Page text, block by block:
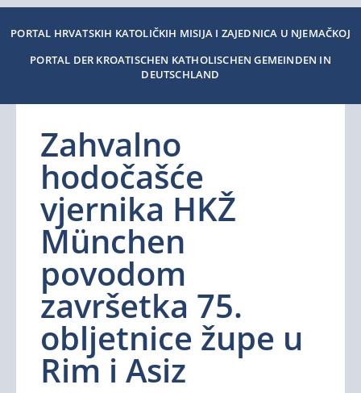
PORTAL HRVATSKIH KATOLIČKIH MISIJA I ZAJEDNICA U NJEMAČKOJ
PORTAL DER KROATISCHEN KATHOLISCHEN GEMEINDEN IN
DEUTSCHLAND
Zahvalno
hodočašće
vjernika HKŽ
München
povodom
završetka 75.
obljetnice župe u
Rim i Asiz